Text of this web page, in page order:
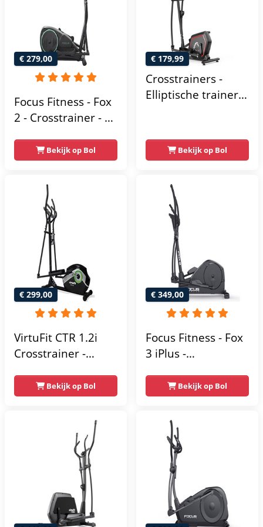
Hartslagmeter
€ 279,00
Focus Fitness - Fox
2 - Crosstrainer - 16
Weerstandsniveaus
Bekijk op Bol
€ 179,99
Crosstrainers -
Elliptische trainer
- Magnetische
weerstand met 16
scherm - Zwart
Bekijk op Bol
€ 299,00
VirtuFit CTR 1.2i
Crosstrainer -
Programma's -
Bluetooth -
Bekijk op Bol
€ 349,00
Focus Fitness - Fox
3 iPlus -
Hartslagsensoren -
24
Weerstandsniveaus
Bekijk op Bol